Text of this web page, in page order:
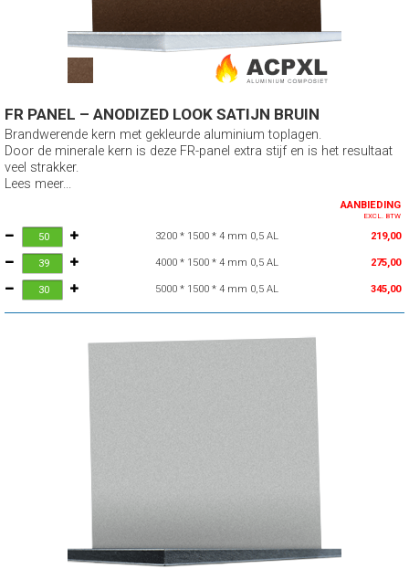
FR PANEL – ANODIZED LOOK SATIJN BRUIN
Brandwerende kern met gekleurde aluminium toplagen.
Door de minerale kern is deze FR-panel extra stijf en is het resultaat
veel strakker.
Lees meer...
AANBIEDING
EXCL. BTW
3200 * 1500 * 4 mm 0,5 AL 219,00
4000 * 1500 * 4 mm 0,5 AL 275,00
5000 * 1500 * 4 mm 0,5 AL 345,00